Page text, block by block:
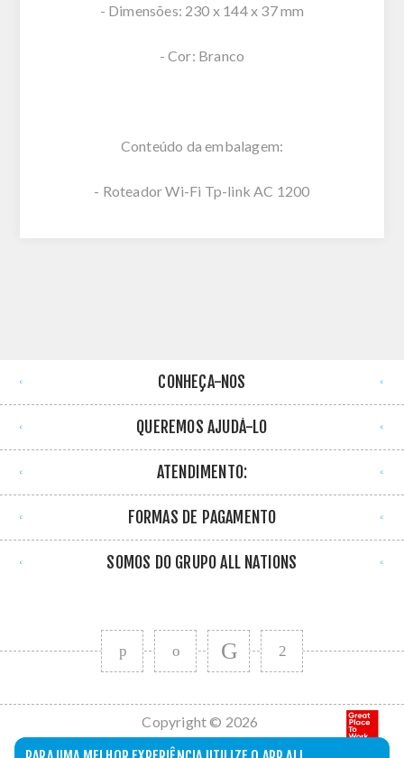
- Dimensões: 230 x 144 x 37 mm
- Cor: Branco
Conteúdo da embalagem:
- Roteador Wi-Fi Tp-link AC 1200
CONHEÇA-NOS
QUEREMOS AJUDÁ-LO
ATENDIMENTO:
FORMAS DE PAGAMENTO
SOMOS DO GRUPO ALL NATIONS
Copyright © 2026
All Nations. Todos